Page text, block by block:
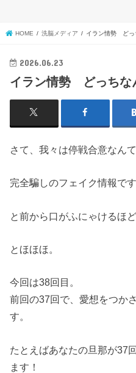
HOME 洗脳メディア イラン情勢 どっ
2026.06.23
イラン情勢 どっちな
さて、我々は停戦合意なんて
完全騙しのフェイク情報です
と前から口がふにゃけるほ
とほほほ。
今回は38回目。
前回の37回で、愛想をつか
す。
たとえばあなたの旦那が37
ます！